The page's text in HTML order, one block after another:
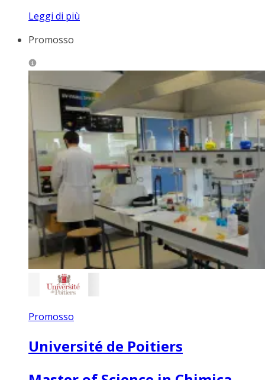
Leggi di più
Promosso
Promosso
Université de Poitiers